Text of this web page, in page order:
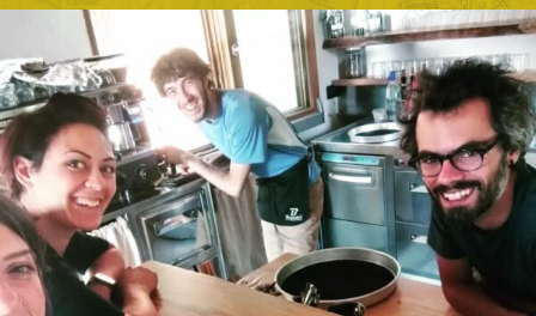
ASSOCIAZIONI
SPORT
OSPITALITÀ
SAPORI TIPICI
ARTE E CULTURA
COMMERCIO
DINTORNI
CONTATTI